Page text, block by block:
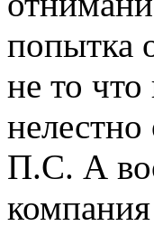
попытка
не то
нелестно
П.С. А
компания